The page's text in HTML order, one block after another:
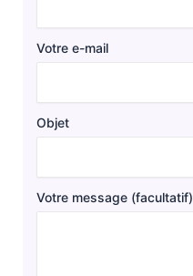
Votre e-mail
Objet
Votre message (facultatif)